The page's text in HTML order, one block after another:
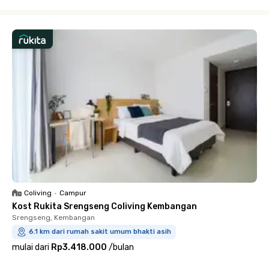
Coliving • Campur
Kost Rukita Srengseng Coliving Kembangan
Srengseng, Kembangan
6.1 km dari rumah sakit umum bhakti asih
mulai dari Rp3.418.000 /bulan